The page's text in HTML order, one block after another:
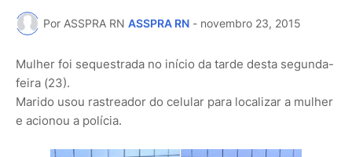
Por ASSPRA RN ASSPRA RN - novembro 23, 2015
Mulher foi sequestrada no início da tarde desta segunda-
feira (23).
Marido usou rastreador do celular para localizar a mulher
e acionou a polícia.